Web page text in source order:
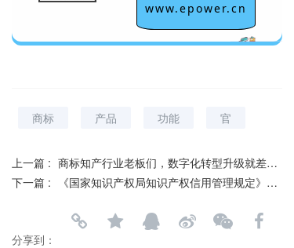
www.epower.cn
商标 产品 功能 官
上一篇 : 商标知产行业老板们，数字化转型升级就差一个ePower系统
下一篇 :
《国家知识产权局知识产权信用管理规定》制定出台
分享到：